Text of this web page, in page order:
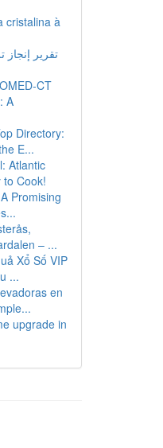
cristalina à
تقرير
CT
A
Directory:
E...
Atlantic
to Cook!
Promising
– ...
Xổ Số VIP
...
en
upgrade in